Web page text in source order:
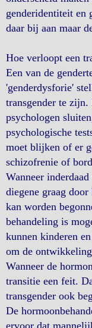
genderidentiteit en
daar bij aan maar
Hoe verloopt een
Een van de
'genderdysforie'
transgender te zijn.
psychologen
psychologische
moet blijken of er
schizofrenie of
Wanneer
diegene graag
kan worden
behandeling is
kunnen kinderen
om de
Wanneer de
transitie een feit.
transgender ook
De
ervoor dat